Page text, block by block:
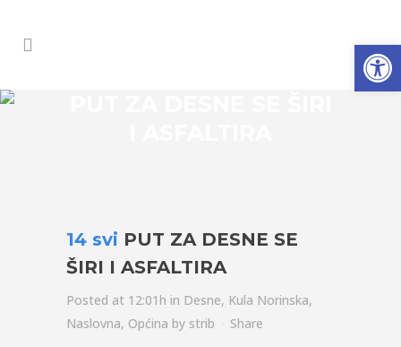
14 svi PUT ZA DESNE SE
ŠIRI I ASFALTIRA
Posted at 12:01h in Desne, Kula Norinska,
Naslovna, Općina by strib Share